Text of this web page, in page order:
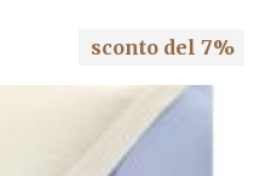
sconto del 7%